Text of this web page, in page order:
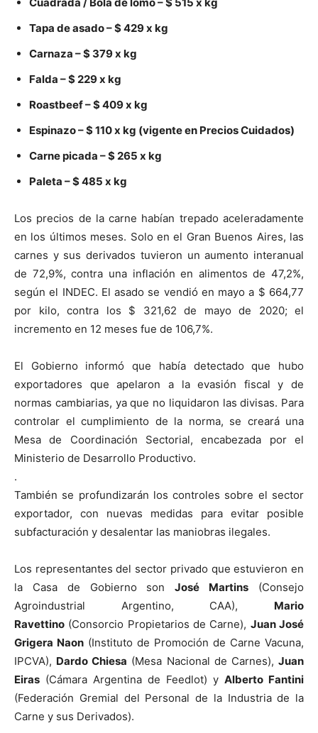
Tapa de asado – $ 429 x kg
Carnaza – $ 379 x kg
Falda – $ 229 x kg
Roastbeef – $ 409 x kg
Espinazo – $ 110 x kg (vigente en Precios Cuidados)
Carne picada – $ 265 x kg
Paleta – $ 485 x kg
Los precios de la carne habían trepado aceleradamente
en los últimos meses. Solo en el Gran Buenos Aires, las
carnes y sus derivados tuvieron un aumento interanual
de 72,9%, contra una inflación en alimentos de 47,2%,
según el INDEC. El asado se vendió en mayo a $ 664,77
por kilo, contra los $ 321,62 de mayo de 2020; el
incremento en 12 meses fue de 106,7%.
El Gobierno informó que había detectado que hubo
exportadores que apelaron a la evasión fiscal y de
normas cambiarias, ya que no liquidaron las divisas. Para
controlar el cumplimiento de la norma, se creará una
Mesa de Coordinación Sectorial, encabezada por el
Ministerio de Desarrollo Productivo.
.
También se profundizarán los controles sobre el sector
exportador, con nuevas medidas para evitar posible
subfacturación y desalentar las maniobras ilegales.
Los representantes del sector privado que estuvieron en
la Casa de Gobierno sonJosé Martins (Consejo
Agroindustrial Argentino, CAA), Mario
Ravettino (Consorcio Propietarios de Carne), Juan José
Grigera Naon (Instituto de Promoción de Carne Vacuna,
IPCVA), Dardo Chiesa (Mesa Nacional de Carnes),Juan
Eiras (Cámara Argentina de Feedlot) y Alberto Fantini
(Federación Gremial del Personal de la Industria de la
Carne y sus Derivados).